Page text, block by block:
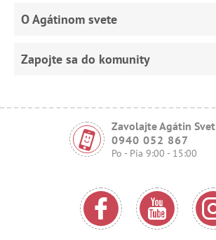
O Agátinom svete
Zapojte sa do komunity
Zavolajte Agátin Svet
0940 052 867
Po - Pia 9:00 - 15:00